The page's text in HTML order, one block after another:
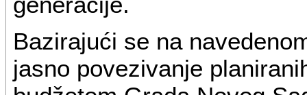
Bazirajući se na
jasno povezivanje